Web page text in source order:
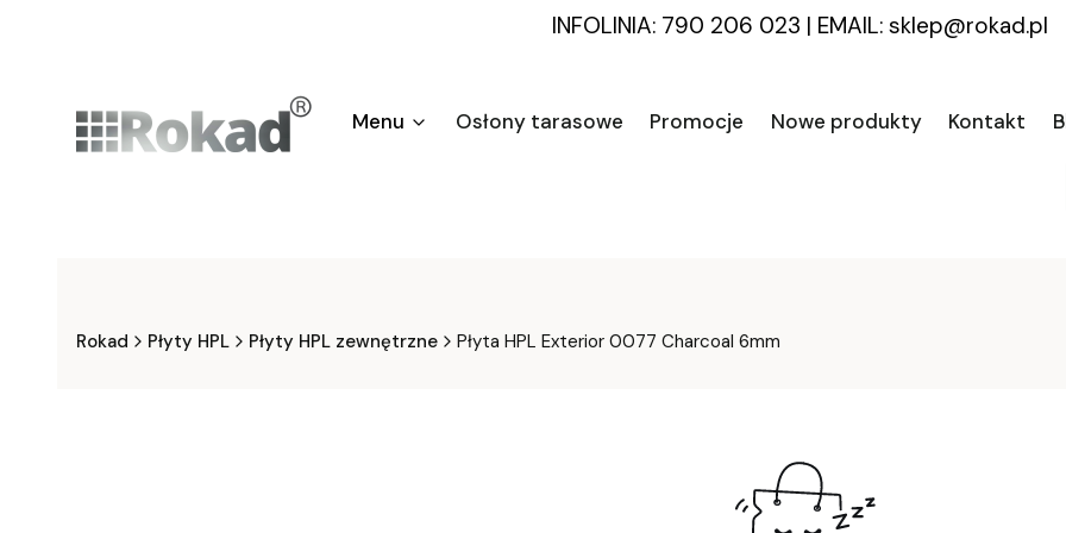
INFOLINIA: 790 206 023 | EMAIL: sklep@rokad.pl
Menu Osłony tarasowe Promocje Nowe produkty Kontakt
Rokad Płyty HPL Płyty HPL zewnętrzne Płyta HPL Exterior 0077 Charcoal 6mm